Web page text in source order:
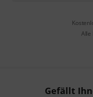
Alle
Gefällt